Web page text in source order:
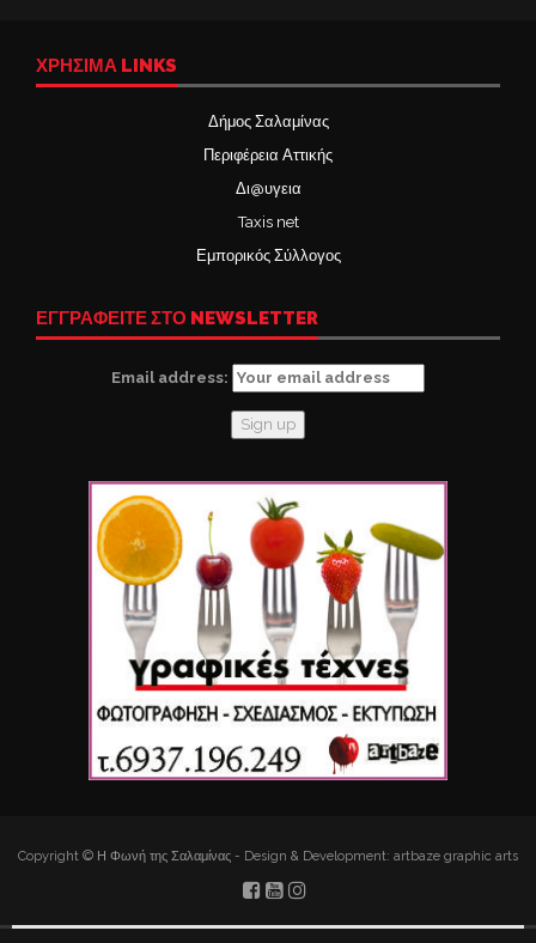
ΧΡΉΣΙΜΑ LINKS
Δήμος Σαλαμίνας
Περιφέρεια Αττικής
Δι@υγεια
Taxis net
Εμπορικός Σύλλογος
ΕΓΓΡΑΦΕΙΤΕ ΣΤΟ NEWSLETTER
Email address:
Copyright © Η Φωνή της Σαλαμίνας - Design & Development: artbaze graphic arts